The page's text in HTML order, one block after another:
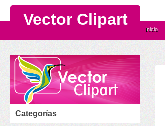
Vector Clipart
Inicio
Categorías